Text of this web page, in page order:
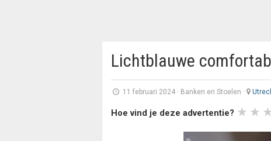
Lichtblauwe
11 februari 2024· Banken en Stoelen ·
Hoe vind je deze advertentie?